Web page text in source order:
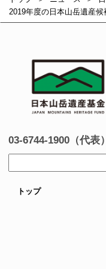
2019年度の日本山岳遺産
03-6744-1900（代表）
トップ